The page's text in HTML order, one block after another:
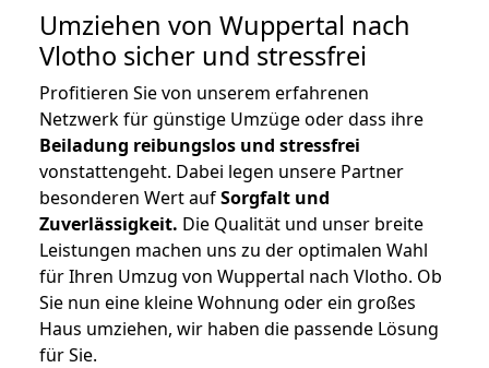
Umziehen von Wuppertal nach
Vlotho sicher und stressfrei
Profitieren Sie von unserem erfahrenen
Netzwerk für günstige Umzüge oder dass ihre
Beiladung reibungslos und stressfrei
vonstattengeht. Dabei legen unsere Partner
besonderen Wert aufSorgfalt und
Zuverlässigkeit. Die Qualität und unser breite
Leistungen machen uns zu der optimalen Wahl
für Ihren Umzug von Wuppertal nach Vlotho. Ob
Sie nun eine kleine Wohnung oder ein großes
Haus umziehen, wir haben die passende Lösung
für Sie.